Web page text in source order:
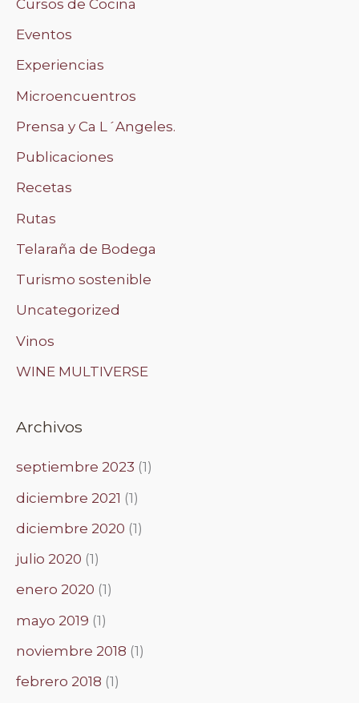
Cursos de Cocina
Eventos
Experiencias
Microencuentros
Prensa y Ca L´Angeles.
Publicaciones
Recetas
Rutas
Telaraña de Bodega
Turismo sostenible
Uncategorized
Vinos
WINE MULTIVERSE
Archivos
septiembre 2023 (1)
diciembre 2021 (1)
diciembre 2020 (1)
julio 2020 (1)
enero 2020 (1)
mayo 2019 (1)
noviembre 2018 (1)
febrero 2018 (1)